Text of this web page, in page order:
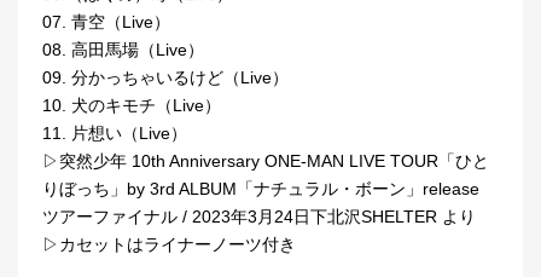
07. 青空（Live）
08. 高田馬場（Live）
09. 分かっちゃいるけど（Live）
10. 犬のキモチ（Live）
11. 片想い（Live）
▷突然少年 10th Anniversary ONE-MAN LIVE TOUR「ひと
りぼっち」by 3rd ALBUM「ナチュラル・ボーン」release
ツアーファイナル / 2023年3月24日下北沢SHELTER より
▷カセットはライナーノーツ付き